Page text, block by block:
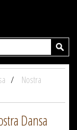
Nostra
Dansa